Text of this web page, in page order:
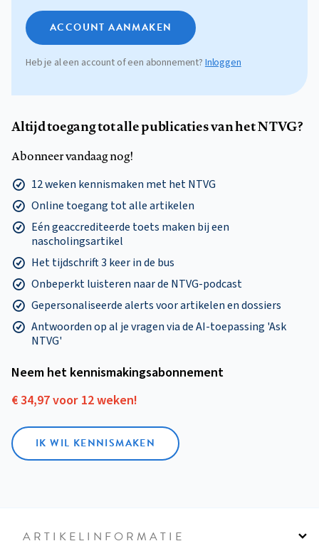
ACCOUNT AANMAKEN
Heb je al een account of een abonnement? Inloggen
Altijd toegang tot alle publicaties van het NTVG?
Abonneer vandaag nog!
12 weken kennismaken met het NTVG
Online toegang tot alle artikelen
Eén geaccrediteerde toets maken bij een
nascholingsartikel
Het tijdschrift 3 keer in de bus
Onbeperkt luisteren naar de NTVG-podcast
Gepersonaliseerde alerts voor artikelen en dossiers
Antwoorden op al je vragen via de AI-toepassing 'Ask
NTVG'
Neem het kennismakings­abonnement
€ 34,97 voor 12 weken!
IK WIL KENNISMAKEN
ARTIKELINFORMATIE